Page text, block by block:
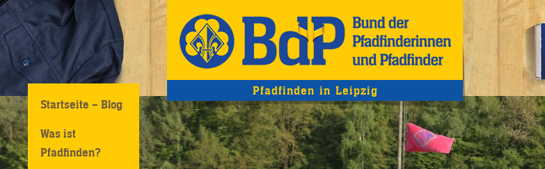
Pfadfinden in Leipzig
Startseite – Blog
Was ist
Pfadfinden?